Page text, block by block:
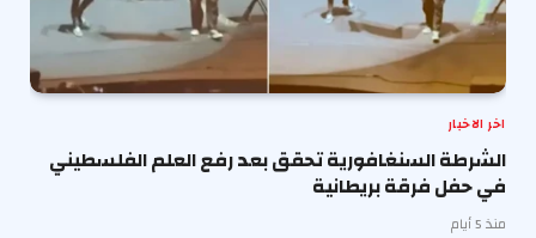
اخر الاخبار
الشرطة السنغافورية تحقق بعد رفع العلم الفلسطيني
في حفل فرقة بريطانية
منذ 5 أيام